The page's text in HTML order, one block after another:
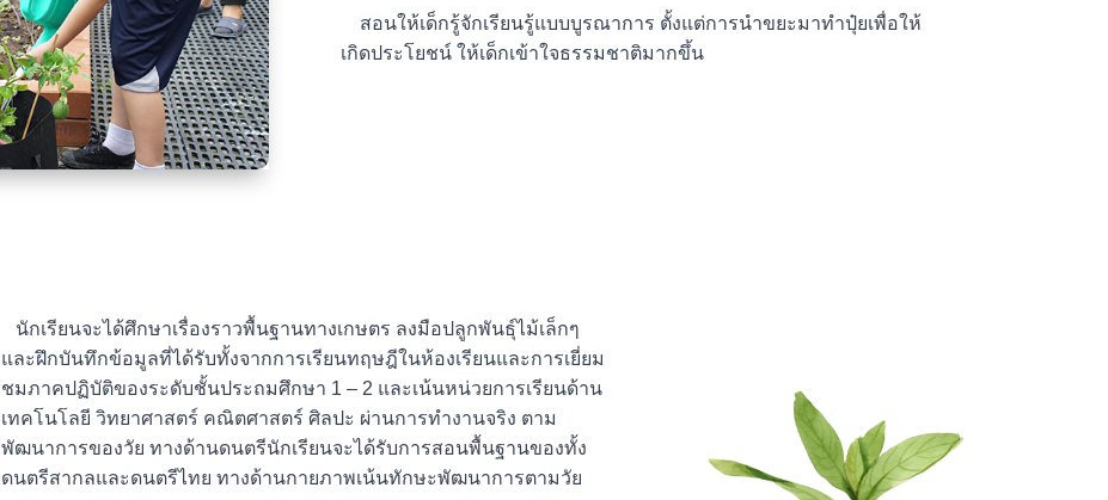
สอนให้เด็กรู้จักเรียนรู้แบบบูรณาการ ตั้งแต่การนำขยะมาทำปุ๋ยเพื่อให้
เกิดประโยชน์ ให้เด็กเข้าใจธรรมชาติมากขึ้น
นักเรียนจะได้ศึกษาเรื่องราวพื้นฐานทางเกษตร ลงมือปลูกพันธุ์ไม้เล็กๆ
และฝึกบันทึกข้อมูลที่ได้รับทั้งจากการเรียนทฤษฎีในห้องเรียนและการเยี่ยม
ชมภาคปฏิบัติของระดับชั้นประถมศึกษา 1 – 2 และเน้นหน่วยการเรียนด้าน
เทคโนโลยี วิทยาศาสตร์ คณิตศาสตร์ ศิลปะ ผ่านการทำงานจริง ตาม
พัฒนาการของวัย ทางด้านดนตรีนักเรียนจะได้รับการสอนพื้นฐานของทั้ง
ดนตรีสากลและดนตรีไทย ทางด้านกายภาพเน้นทักษะพัฒนาการตามวัย